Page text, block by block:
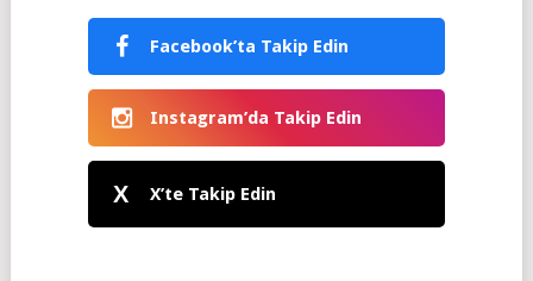
Facebook’ta Takip Edin
Instagram’da Takip Edin
X X’te Takip Edin